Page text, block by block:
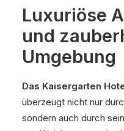
Luxuriöse
und
Umgebung
Das Kaisergarten
überzeugt nicht nur
sondern auch durch